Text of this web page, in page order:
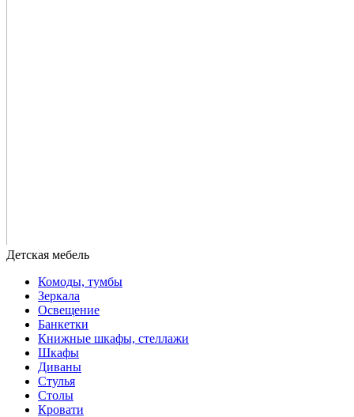
Комоды, тумбы
Зеркала
Освещение
Банкетки
Книжные шкафы, стеллажи
Шкафы
Диваны
Стулья
Столы
Кровати